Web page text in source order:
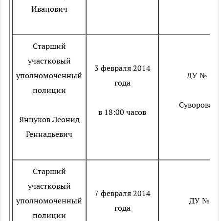
Иванович
Старший
участковый
уполномоченный
полиции
Янцуков Леонид
Геннадьевич
3 февраля 2014
года
в 18:00 часов
ДУ № 11
Суворова,
Старший
участковый
уполномоченный
полиции
7 февраля 2014
года
ДУ № 1